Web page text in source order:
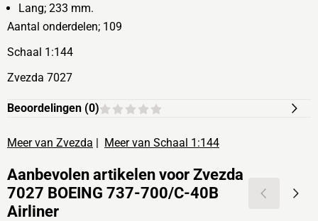
Lang; 233 mm.
Aantal onderdelen; 109
Schaal 1:144
Zvezda 7027
Beoordelingen (0)
Meer van Zvezda | Meer van Schaal 1:144
Aanbevolen artikelen voor Zvezda
7027 BOEING 737-700/C-40B
Airliner